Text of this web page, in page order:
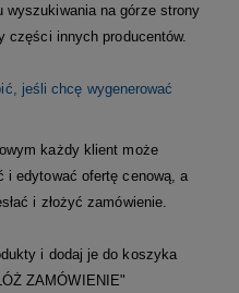
wyszukiwania na górze strony
części innych producentów.
jeśli chcę wygenerować
każdy klient może
i edytować ofertę cenową, a
i złożyć zamówienie.
i dodaj je do koszyka
ZAMÓWIENIE"